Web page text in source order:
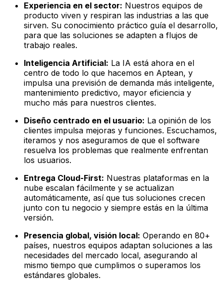
Experiencia en el sector: Nuestros equipos de
producto viven y respiran las industrias a las que
sirven. Su conocimiento práctico guía el desarrollo,
para que las soluciones se adapten a flujos de
trabajo reales.
Inteligencia Artificial: La IA está ahora en el
centro de todo lo que hacemos en Aptean, y
impulsa una previsión de demanda más inteligente,
mantenimiento predictivo, mayor eficiencia y
mucho más para nuestros clientes.
Diseño centrado en el usuario: La opinión de los
clientes impulsa mejoras y funciones. Escuchamos,
iteramos y nos aseguramos de que el software
resuelva los problemas que realmente enfrentan
los usuarios.
Entrega Cloud-First: Nuestras plataformas en la
nube escalan fácilmente y se actualizan
automáticamente, así que tus soluciones crecen
junto con tu negocio y siempre estás en la última
versión.
Presencia global, visión local: Operando en 80+
países, nuestros equipos adaptan soluciones a las
necesidades del mercado local, asegurando al
mismo tiempo que cumplimos o superamos los
estándares globales.